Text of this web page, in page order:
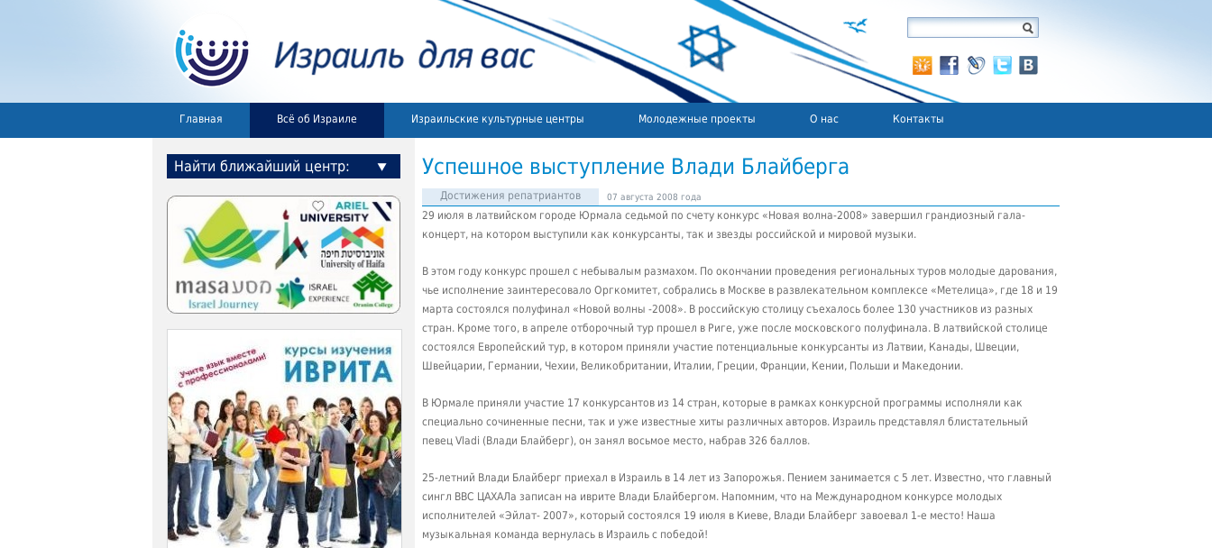
Главная Всё об Израиле Израильские культурные центры Молодежные проекты О нас Контакты
Успешное выступление Влади Блайберга
Достижения репатриантов 07 августа 2008 года
29 июля в латвийском городе Юрмала седьмой по счету конкурс «Новая волна-2008» завершил грандиозный гала-
концерт, на котором выступили как конкурсанты, так и звезды российской и мировой музыки.
В этом году конкурс прошел с небывалым размахом. По окончании проведения региональных туров молодые дарования,
чье исполнение заинтересовало Оргкомитет, собрались в Москве в развлекательном комплексе «Метелица», где 18 и 19
марта состоялся полуфинал «Новой волны -2008». В российскую столицу съехалось более 130 участников из разных
стран. Кроме того, в апреле отборочный тур прошел в Риге, уже после московского полуфинала. В латвийской столице
состоялся Европейский тур, в котором приняли участие потенциальные конкурсанты из Латвии, Канады, Швеции,
Швейцарии, Германии, Чехии, Великобритании, Италии, Греции, Франции, Кении, Польши и Македонии.
В Юрмале приняли участие 17 конкурсантов из 14 стран, которые в рамках конкурсной программы исполняли как
специально сочиненные песни, так и уже известные хиты различных авторов. Израиль представлял блистательный
певец Vladi (Влади Блайберг), он занял восьмое место, набрав 326 баллов.
25-летний Влади Блайберг приехал в Израиль в 14 лет из Запорожья. Пением занимается с 5 лет. Известно, что главный
сингл ВВС ЦАХАЛа записан на иврите Влади Блайбергом. Напомним, что на Международном конкурсе молодых
исполнителей «Эйлат- 2007», который состоялся 19 июля в Киеве, Влади Блайберг завоевал 1-е место! Наша
музыкальная команда вернулась в Израиль с победой!
Найти ближайший центр: